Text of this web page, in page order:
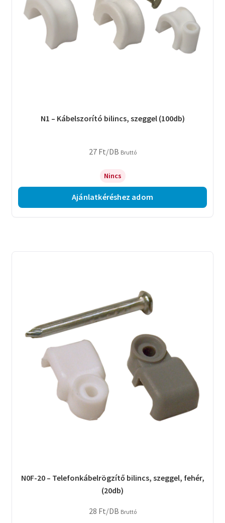
N1 – Kábelszorító bilincs, szeggel (100db)
27 Ft/DB Bruttó
Nincs
Ajánlatkéréshez adom
N0F-20 – Telefonkábelrögzítő bilincs, szeggel, fehér,
(20db)
28 Ft/DB Bruttó